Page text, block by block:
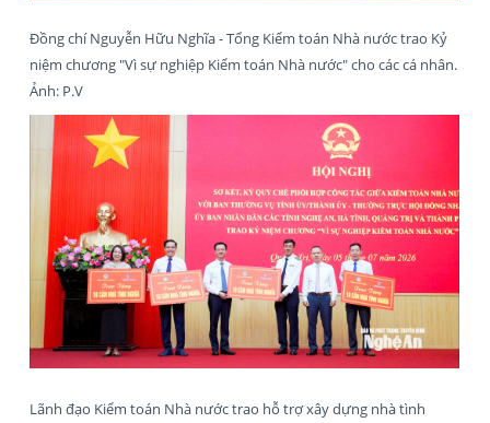
Đồng chí Nguyễn Hữu Nghĩa - Tổng Kiểm toán Nhà nước trao Kỷ
niệm chương "Vì sự nghiệp Kiểm toán Nhà nước" cho các cá nhân.
Ảnh: P.V
Lãnh đạo Kiểm toán Nhà nước trao hỗ trợ xây dựng nhà tình